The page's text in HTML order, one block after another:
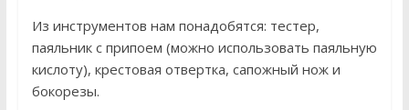
Из инструментов нам понадобятся: тестер,
паяльник с припоем (можно использовать паяльную
кислоту), крестовая отвертка, сапожный нож и
бокорезы.